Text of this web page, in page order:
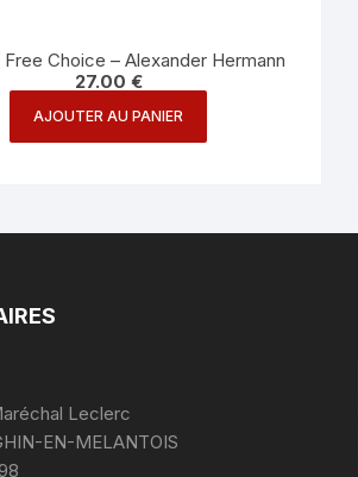
Choice – Alexander Hermann
27.00 €
AJOUTER AU PANIER
Leclerc
EN-MELANTOIS